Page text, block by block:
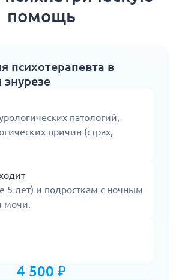
помощь
психотерапевта в
патологий,
причин (страх,
5 лет) и подросткам с ночным
мочи.
4 500 ₽